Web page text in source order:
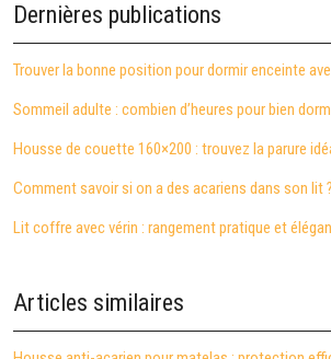
Dernières publications
Trouver la bonne position pour dormir enceinte
Sommeil adulte : combien d’heures pour bien
Housse de couette 160×200 : trouvez la parure
Comment savoir si on a des acariens dans son lit ?
Lit coffre avec vérin : rangement pratique et
Articles similaires